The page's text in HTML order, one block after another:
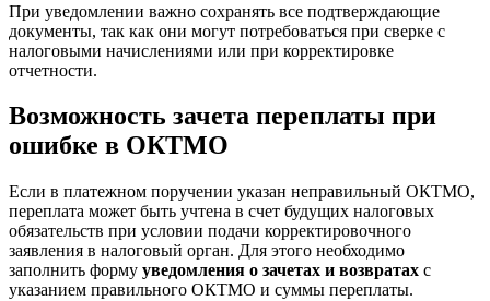
При уведомлении важно сохранять все подтверждающие
документы, так как они могут потребоваться при сверке с
налоговыми начислениями или при корректировке
отчетности.
Возможность зачета переплаты при
ошибке в ОКТМО
Если в платежном поручении указан неправильный ОКТМО,
переплата может быть учтена в счет будущих налоговых
обязательств при условии подачи корректировочного
заявления в налоговый орган. Для этого необходимо
заполнить форму уведомления о зачетах и возвратах с
указанием правильного ОКТМО и суммы переплаты.